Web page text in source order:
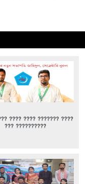
???? ???? ??????? ????
??? ??????????